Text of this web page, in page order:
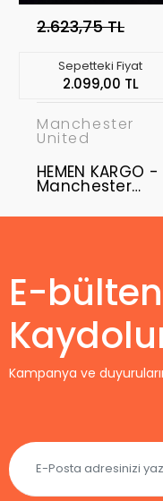
2.623,75 TL
Sepetteki Fiyat
2.099,00 TL
Manchester
United
HEMEN KARGO -
Manchester
Kupası Finali
E-
Kampanya ve